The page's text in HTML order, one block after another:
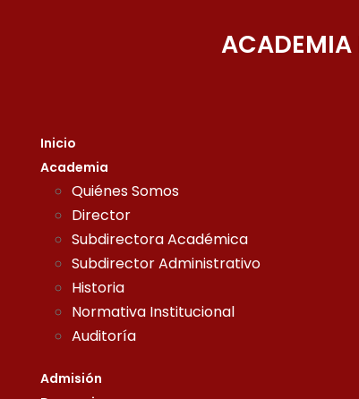
ACADEMIA
Inicio
Academia
Quiénes Somos
Director
Subdirectora Académica
Subdirector Administrativo
Historia
Normativa Institucional
Auditoría
Admisión